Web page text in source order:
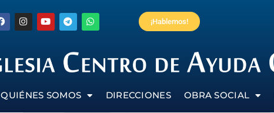
¡Hablemos!
QUIÉNES SOMOS DIRECCIONES OBRA SOCIAL